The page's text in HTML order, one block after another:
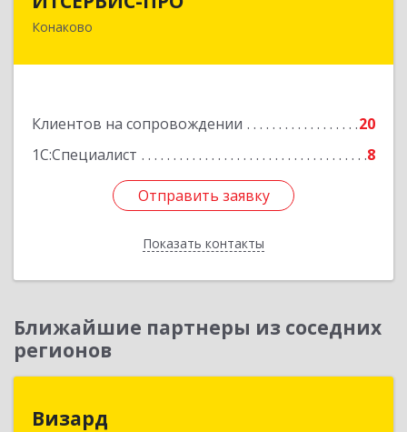
Конаково
Клиентов на сопровождении
20
1С:Специалист
8
Отправить заявку
Показать контакты
171252, Тверская обл, Конаковский р-н,
Отправить заявку
Назад
Ближайшие партнеры из соседних
регионов
Визард